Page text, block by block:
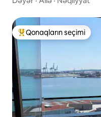
Populyar "Qonaqların
Qonaqların seçimi